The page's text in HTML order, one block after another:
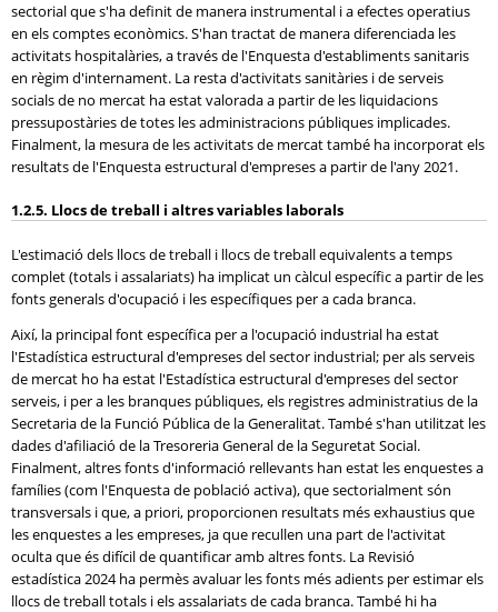
sectorial que s'ha definit de manera instrumental i a efectes operatius
en els comptes econòmics. S'han tractat de manera diferenciada les
activitats hospitalàries, a través de l'Enquesta d'establiments sanitaris
en règim d'internament. La resta d'activitats sanitàries i de serveis
socials de no mercat ha estat valorada a partir de les liquidacions
pressupostàries de totes les administracions públiques implicades.
Finalment, la mesura de les activitats de mercat també ha incorporat els
resultats de l'Enquesta estructural d'empreses a partir de l'any 2021.
1.2.5. Llocs de treball i altres variables laborals
L'estimació dels llocs de treball i llocs de treball equivalents a temps
complet (totals i assalariats) ha implicat un càlcul específic a partir de les
fonts generals d'ocupació i les específiques per a cada branca.
Així, la principal font específica per a l'ocupació industrial ha estat
l'Estadística estructural d'empreses del sector industrial; per als serveis
de mercat ho ha estat l'Estadística estructural d'empreses del sector
serveis, i per a les branques públiques, els registres administratius de la
Secretaria de la Funció Pública de la Generalitat. També s'han utilitzat les
dades d'afiliació de la Tresoreria General de la Seguretat Social.
Finalment, altres fonts d'informació rellevants han estat les enquestes a
famílies (com l'Enquesta de població activa), que sectorialment són
transversals i que, a priori, proporcionen resultats més exhaustius que
les enquestes a les empreses, ja que recullen una part de l'activitat
oculta que és difícil de quantificar amb altres fonts. La Revisió
estadística 2024 ha permès avaluar les fonts més adients per estimar els
llocs de treball totals i els assalariats de cada branca. També hi ha